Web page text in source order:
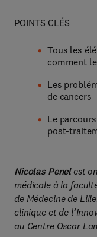
POINTS CLÉS
Tous les
comment
Les
de cancers
Le
post-
Nicolas Penelest
médicale à la
de Médecine de
clinique et de
au Centre Oscar